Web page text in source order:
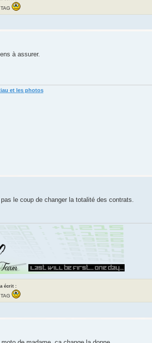
à assurer.
et les photos
le coup de changer la totalité des contrats.
écrit :